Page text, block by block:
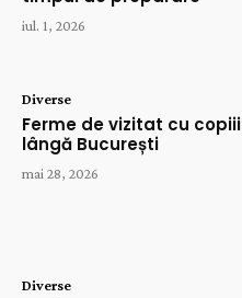
iul. 1, 2026
Diverse
Ferme de vizitat cu copiii
lângă București
mai 28, 2026
Diverse